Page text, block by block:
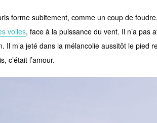
forme subitement, comme un coup de
voiles, face à la puissance du vent. Il n’a pas
Il m’a jeté dans la mélancolie aussitôt le pied
c’était l’amour.